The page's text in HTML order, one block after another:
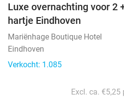
Luxe overnachting voor 2
hartje Eindhoven
Mariënhage Boutique Hotel
Eindhoven
Verkocht: 1.085
Excl. ca.